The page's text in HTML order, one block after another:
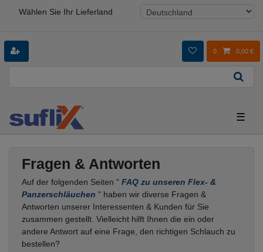
Wählen Sie Ihr Lieferland
0 0,00 €
☰
Fragen & Antworten
Auf der folgenden Seiten " FAQ zu unseren Flex- &
Panzerschläuchen " haben wir diverse Fragen &
Antworten unserer Interessenten & Kunden für Sie
zusammen gestellt. Vielleicht hilft Ihnen die ein oder
andere Antwort auf eine Frage, den richtigen Schlauch zu
bestellen?